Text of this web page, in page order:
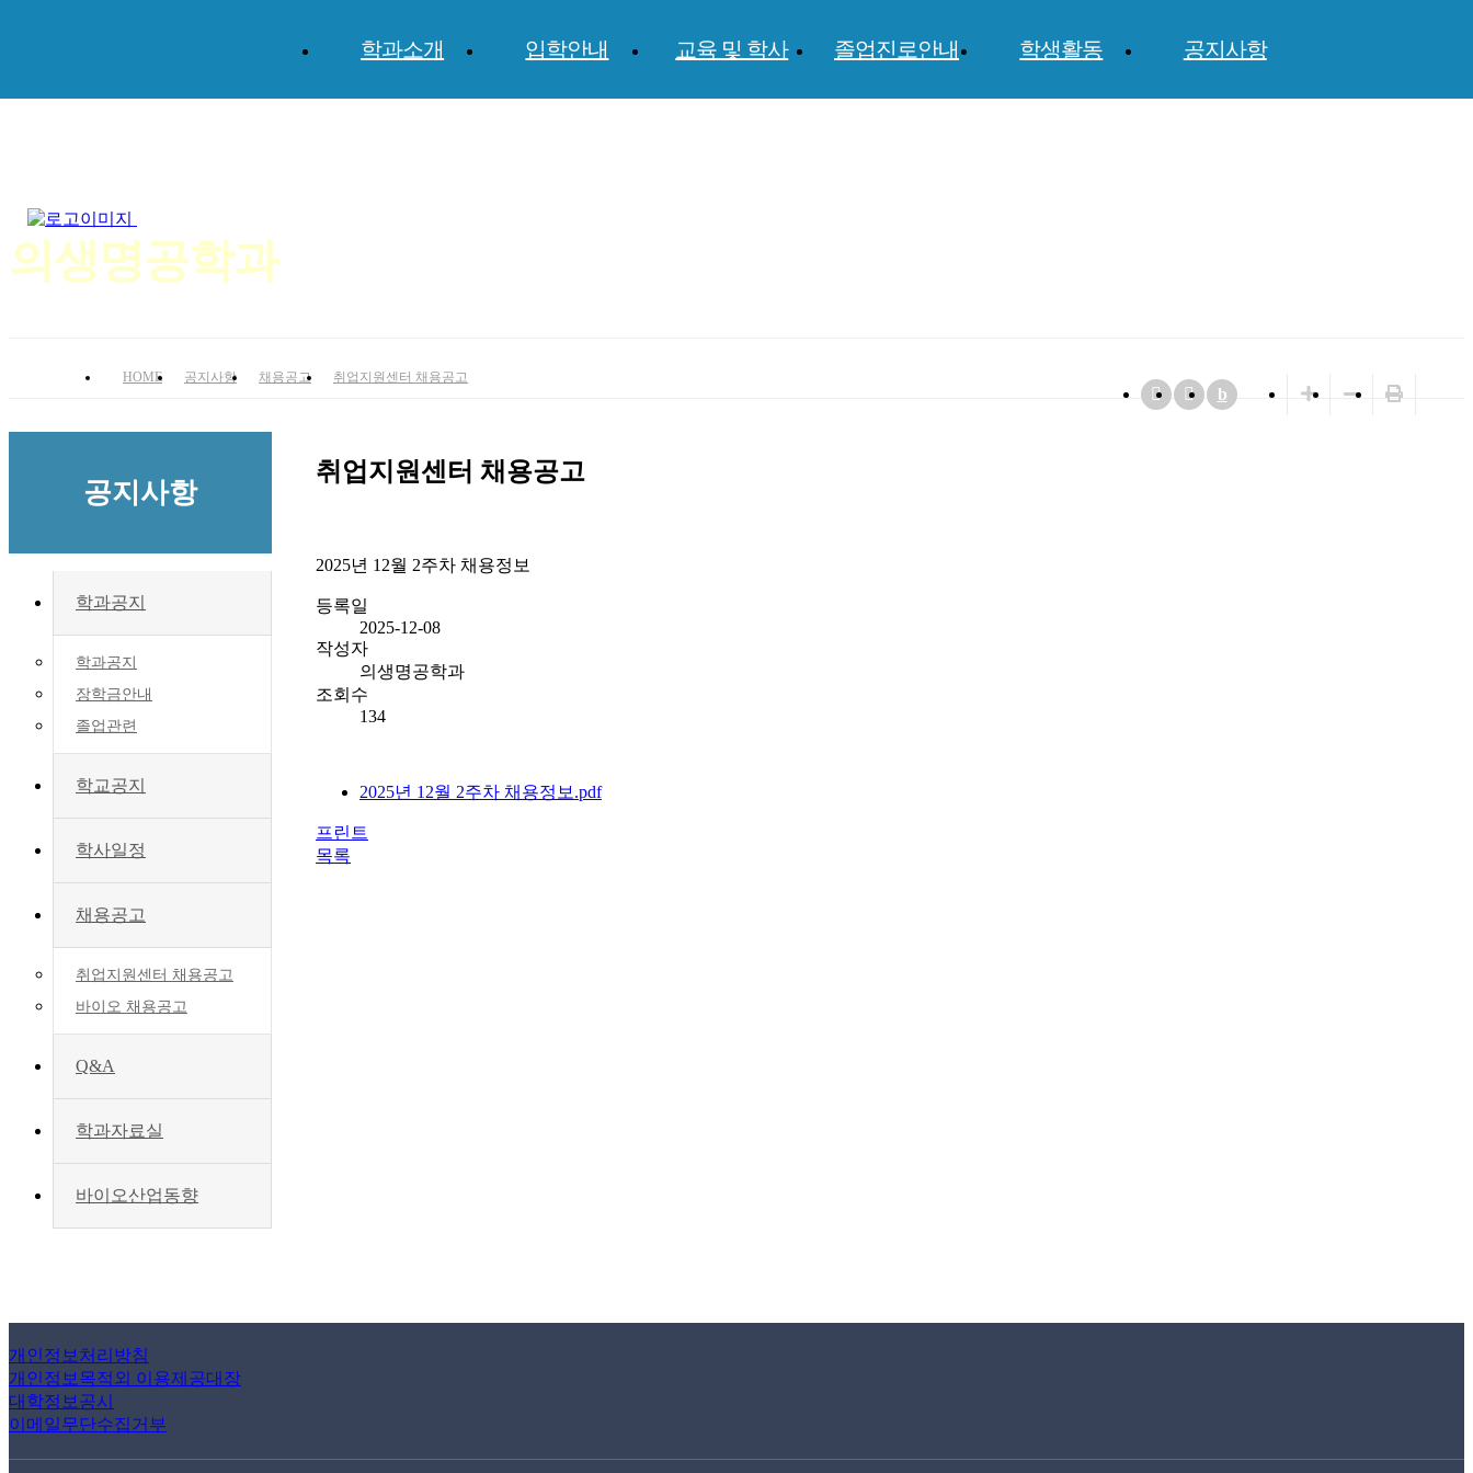
학과소개 입학안내 교육 및 학사 졸업진로안내 학생활동 공지사항
체계적인 교육과 실무위주의 미래지향적 교육!
의생명공학과
HOME 공지사항 채용공고 취업지원센터 채용공고
b
공지사항
학과공지
학과공지
장학금안내
졸업관련
학교공지
학사일정
채용공고
취업지원센터 채용공고
바이오 채용공고
Q&A
학과자료실
바이오산업동향
취업지원센터 채용공고
2025년 12월 2주차 채용정보
등록일
2025-12-08
작성자
의생명공학과
조회수
134
2025년 12월 2주차 채용정보.pdf
프린트
목록
개인정보처리방침
개인정보목적외 이용제공대장
대학정보공시
이메일무단수집거부